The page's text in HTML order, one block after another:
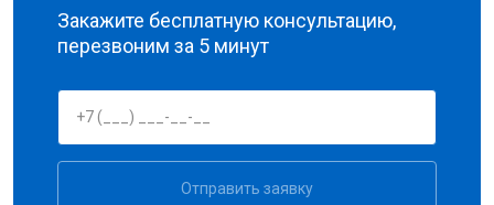
Закажите бесплатную консультацию,
перезвоним за 5 минут
Отправить заявку